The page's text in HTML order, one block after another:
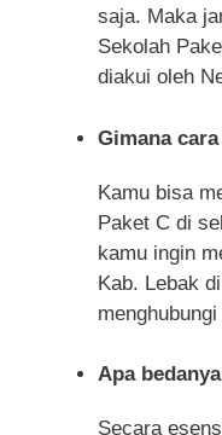
saja. Maka
Sekolah
diakui oleh
Gimana
Kamu bisa
Paket C di
kamu ingin
Kab. Lebak
Apa
Secara